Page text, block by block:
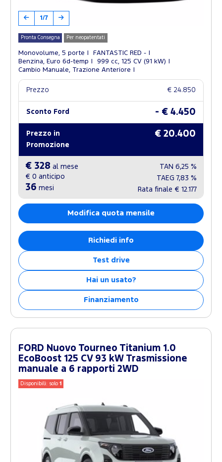
1/7
Pronta Consegna Per neopatentati
Monovolume, 5 porte
FANTASTIC RED -
Benzina, Euro 6d-temp
999 cc, 125 CV (91 kW)
Cambio Manuale, Trazione Anteriore
Prezzo € 24.850
Sconto Ford - € 4.450
Prezzo in
Promozione
€ 20.400
€ 328 al mese
€ 0 anticipo
36 mesi
TAN 6,25 %
TAEG 7,83 %
Rata finale € 12.177
Modifica quota mensile
Richiedi info
Test drive
Hai un usato?
Finanziamento
FORD Nuovo Tourneo Titanium 1.0
EcoBoost 125 CV 93 kW Trasmissione
manuale a 6 rapporti 2WD
Disponibili: solo1